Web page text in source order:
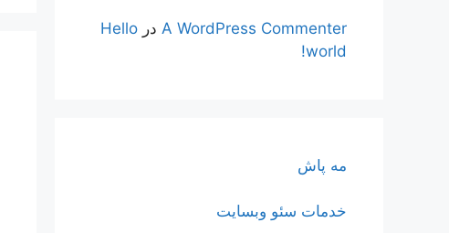
A WordPress Commenter در Hello
world!
مه پاش
خدمات سئو وبسایت